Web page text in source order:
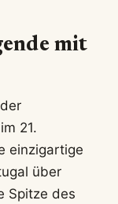
mit
21.
einzigartige
über
Spitze des